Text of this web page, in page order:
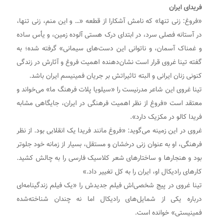
فریدای ایران
«فروغ: زنی تنها» که نامش آشکارا از قطعه «… و این منم، زنی تنها،
در آستانه فصلی سرد، در ابتدای درک هستی آلوده زمین، و یأس ساده
و غمناک آسمان، و ناتوانی این دست‌های سیمانی» گرفته شده؛ به
گفته تینا غروی قرار است نشان‌دهنده اهمیت فروغ و آثارش در زندگی
کنونی زنان ایرانی و البته تاثیراتش بر جریان فمینیسم ایران باشد.
تینا غروی این شاعر مدرنیست را «سیلویا پلات فرهنگ ما» می‌خواند و
معتقد است «فروغ از نظر اهمیت فرهنگی در ایران، جایگاهی مشابه
فریدا کالو در مکزیک دارد».
غروی در این زمینه می‌گوید: «فروغ مانند فریدا یک انقلابی بود. از نظر
فرهنگی، او به عنوان زنی درخشان و مستقل، بسیار از زمانه خود جلوتر
بود و هنجارها و ساختارهای شعر کلاسیک فارسی را به چالش کشید.
کارهای رادیکال او، ایران را به کل تغییر داد.»
تینا غروی در پیج شخصی‌اش فیلم جدیدش را «یک فیلم زندگینامه‌ای
درباره یکی از شمایل‌های رادیکال اما نه چندان شناخته‌شده
فمینیستی» خوانده است.